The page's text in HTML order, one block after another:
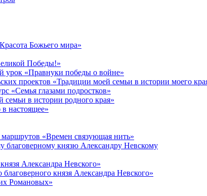
Божьего мира»
Победы!»
«Правнуки победы о войне»
проектов «Традиции моей семьи в истории моего
«Семья глазами подростков»
в истории родного края»
настоящее»
«Времен связующая нить»
благоверному князю Александру Невскому
Александра Невского»
князя Александра Невского»
Романовых»